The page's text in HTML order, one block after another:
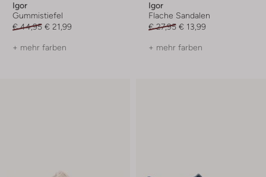
Igor
Gummistiefel
€ 44,95 € 21,99
+ mehr farben
Igor
Flache Sandalen
€ 27,95 € 13,99
+ mehr farben